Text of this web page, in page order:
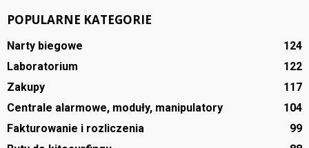
POPULARNE KATEGORIE
Narty biegowe
124
Laboratorium
122
Zakupy
117
Centrale alarmowe, moduły, manipulatory
104
Fakturowanie i rozliczenia
99